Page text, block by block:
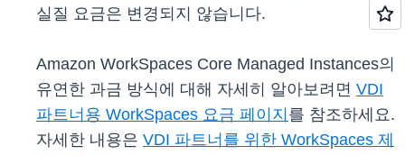
실질 요금은 변경되지 않습니다.
Amazon WorkSpaces Core Managed Instances의
유연한 과금 방식에 대해 자세히 알아보려면 VDI
파트너용 WorkSpaces 요금 페이지 를 참조하세요.
자세한 내용은 VDI 파트너를 위한 WorkSpaces 제